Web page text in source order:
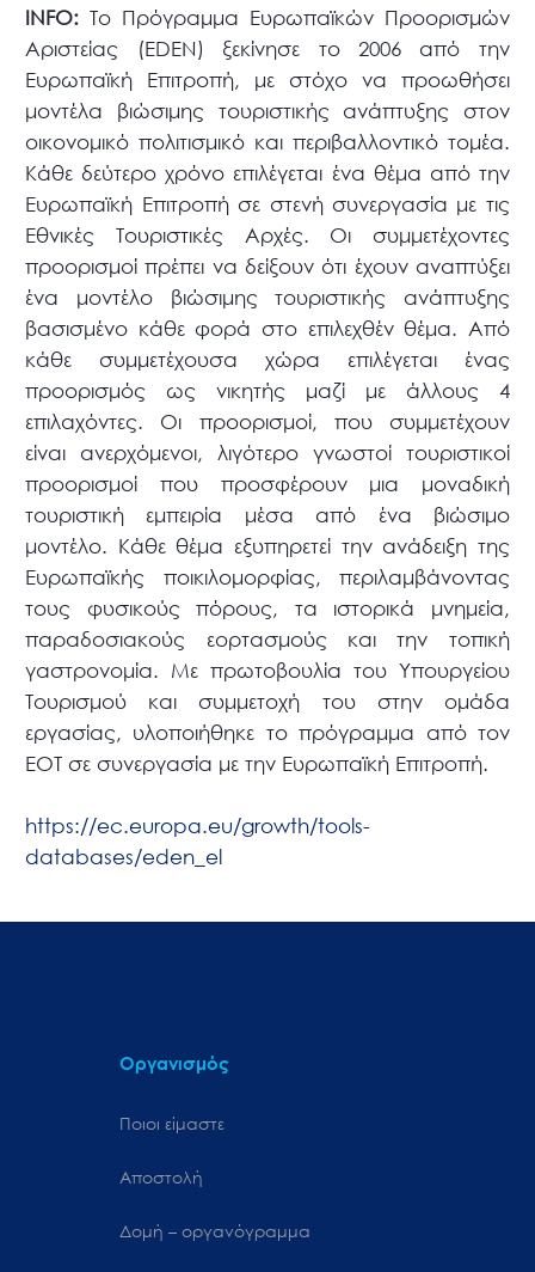
ΙNFO:Το Πρόγραμμα Ευρωπαϊκών Προορισμών
Αριστείας (EDEN) ξεκίνησε το 2006 από την
Ευρωπαϊκή Επιτροπή, με στόχο να προωθήσει
μοντέλα βιώσιμης τουριστικής ανάπτυξης στον
οικονομικό πολιτισμικό και περιβαλλοντικό τομέα.
Κάθε δεύτερο χρόνο επιλέγεται ένα θέμα από την
Ευρωπαϊκή Επιτροπή σε στενή συνεργασία με τις
Εθνικές Τουριστικές Αρχές. Οι συμμετέχοντες
προορισμοί πρέπει να δείξουν ότι έχουν αναπτύξει
ένα μοντέλο βιώσιμης τουριστικής ανάπτυξης
βασισμένο κάθε φορά στο επιλεχθέν θέμα. Από
κάθε συμμετέχουσα χώρα επιλέγεται ένας
προορισμός ως νικητής μαζί με άλλους 4
επιλαχόντες. Οι προορισμοί, που συμμετέχουν
είναι ανερχόμενοι, λιγότερο γνωστοί τουριστικοί
προορισμοί που προσφέρουν μια μοναδική
τουριστική εμπειρία μέσα από ένα βιώσιμο
μοντέλο. Κάθε θέμα εξυπηρετεί την ανάδειξη της
Ευρωπαϊκής ποικιλομορφίας, περιλαμβάνοντας
τους φυσικούς πόρους, τα ιστορικά μνημεία,
παραδοσιακούς εορτασμούς και την τοπική
γαστρονομία. Με πρωτοβουλία του Υπουργείου
Τουρισμού και συμμετοχή του στην ομάδα
εργασίας, υλοποιήθηκε το πρόγραμμα από τον
ΕΟΤ σε συνεργασία με την Ευρωπαϊκή Επιτροπή.
https://ec.europa.eu/growth/tools-
databases/eden_el
Οργανισμός
Ποιοι είμαστε
Αποστολή
Δομή – οργανόγραμμα